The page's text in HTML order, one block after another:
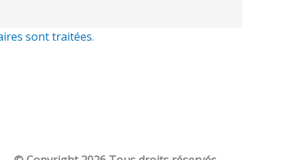
sont traitées.